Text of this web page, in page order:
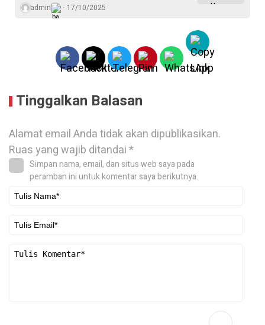
admin 17/10/2025
Tinggalkan Balasan
Alamat email Anda tidak akan dipublikasikan.
Ruas yang wajib ditandai*
Simpan nama, email, dan situs web saya pada
peramban ini untuk komentar saya berikutnya.